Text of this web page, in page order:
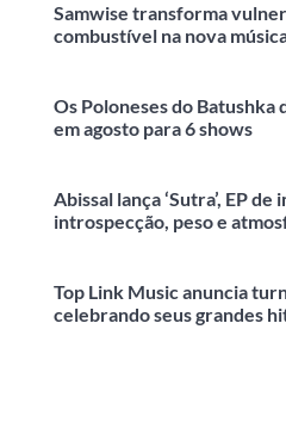
Samwise transforma
combustível na nova música
Os Poloneses do Batushka
em agosto para 6 shows
Abissal lança ‘Sutra’, EP
introspecção, peso e
Top Link Music anuncia
celebrando seus grandes